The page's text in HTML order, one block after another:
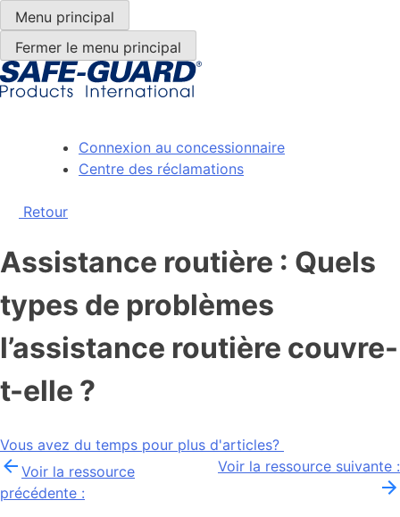
Passer
au
contenu
Menu principal
Fermer le menu principal
Connexion au concessionnaire
Centre des réclamations
Retour
Assistance routière : Quels
types de problèmes
l’assistance routière couvre-
t-elle ?
Vous avez du temps pour plus d'articles?
Après
la
Voir la ressource
précédente :
Voir la ressource suivante :